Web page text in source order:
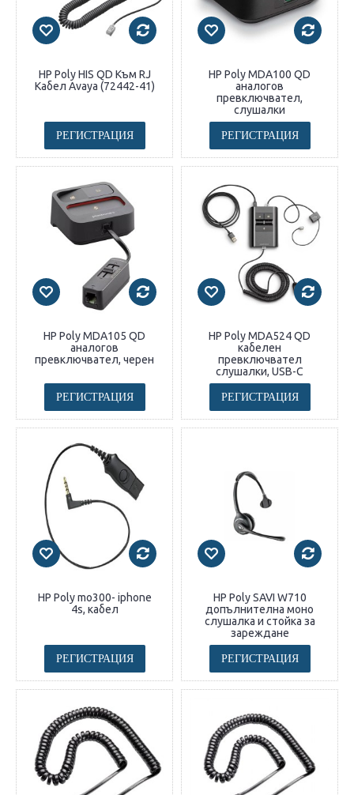
HP Poly HIS QD Към RJ
Кабел Avaya (72442-41)
РЕГИСТРАЦИЯ
HP Poly MDA100 QD
аналогов
превключвател,
слушалки
РЕГИСТРАЦИЯ
HP Poly MDA105 QD
аналогов
превключвател, черен
РЕГИСТРАЦИЯ
HP Poly MDA524 QD
кабелен
превключвател
слушалки, USB-C
РЕГИСТРАЦИЯ
HP Poly mo300- iphone
4s, кабел
РЕГИСТРАЦИЯ
HP Poly SAVI W710
допълнителна моно
слушалка и стойка за
зареждане
РЕГИСТРАЦИЯ